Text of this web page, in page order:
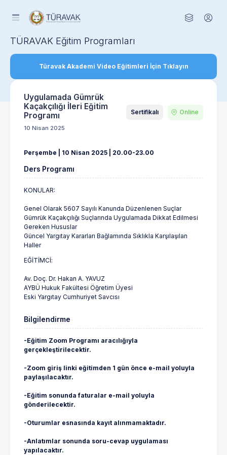
TÜRAVAK Eğitim Programları
Türavak Akademi Video Eğitimleri İçin Tıklayın
Uygulamada Gümrük
Kaçakçılığı İleri Eğitim
Programı
10 Nisan 2025
Sertifikalı Online
Perşembe | 10 Nisan 2025 | 20.00-23.00
Ders Programı
KONULAR:
Genel Olarak 5607 Sayılı Kanunda Düzenlenen Suçlar
Gümrük Kaçakçılığı Suçlarında Uygulamada Dikkat Edilmesi
Gereken Hususlar
Güncel Yargıtay Kararları Bağlamında Sıklıkla Karşılaşılan
Haller
EĞİTİMCİ:
Av. Doç. Dr. Hakan A. YAVUZ
AYBÜ Hukuk Fakültesi Öğretim Üyesi
Eski Yargıtay Cumhuriyet Savcısı
Bilgilendirme
-Eğitim Zoom Programı aracılığıyla
gerçekleştirilecektir.
-Zoom giriş linki eğitimden 1 gün önce e-mail yoluyla
paylaşılacaktır.
-Eğitim sonunda faturalar e-mail yoluyla
gönderilecektir.
-Oturumlar esnasında kayıt alınmamaktadır.
-Anlatımlar sonunda soru-cevap uygulaması
yapılacaktır.